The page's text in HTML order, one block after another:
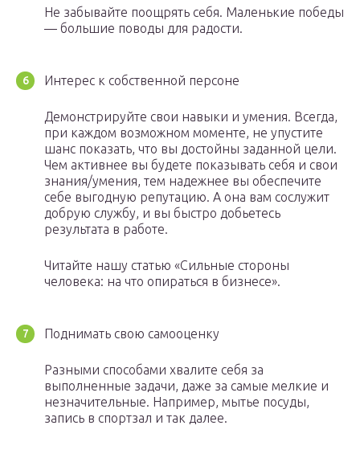
Не забывайте поощрять себя. Маленькие победы
— большие поводы для радости.
Интерес к собственной персоне
Демонстрируйте свои навыки и умения. Всегда,
при каждом возможном моменте, не упустите
шанс показать, что вы достойны заданной цели.
Чем активнее вы будете показывать себя и свои
знания/умения, тем надежнее вы обеспечите
себе выгодную репутацию. А она вам сослужит
добрую службу, и вы быстро добьетесь
результата в работе.
Читайте нашу статью «Сильные стороны
человека: на что опираться в бизнесе».
Поднимать свою самооценку
Разными способами хвалите себя за
выполненные задачи, даже за самые мелкие и
незначительные. Например, мытье посуды,
запись в спортзал и так далее.